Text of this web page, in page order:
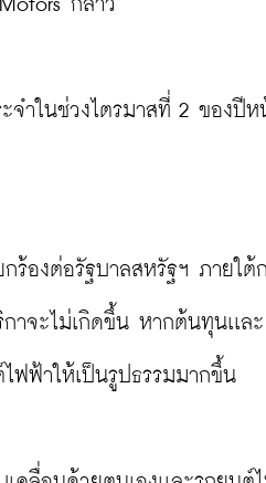
กล่าว
ำในช่วงไตรมาสที่ 2 ของปีห
ร้องต่อรัฐบาลสหรัฐฯ ภายใต้
าจะไม่เกิดขึ้น หากต้นทุนเเละ
ฟฟ้าให้เป็นรูปธรรมมากขึ้น